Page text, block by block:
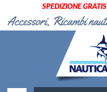
SPEDIZIONE